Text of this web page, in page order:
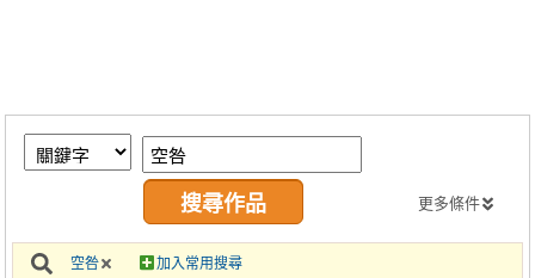
繪圖藝廊
交流中心
攤位轉讓區
會員功能選單
更多條件
空咎 加入常用搜尋